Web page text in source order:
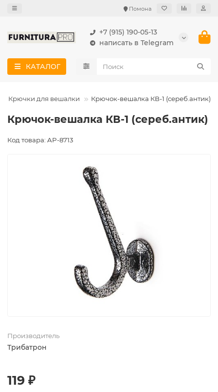
Помона
+7 (915) 190-05-13
написать в Telegram
КАТАЛОГ
Крючки для вешалки Крючок-вешалка КВ-1 (сереб.антик)
Крючок-вешалка КВ-1 (сереб.антик)
Код товара: AP-8713
Производитель
Трибатрон
119 ₽